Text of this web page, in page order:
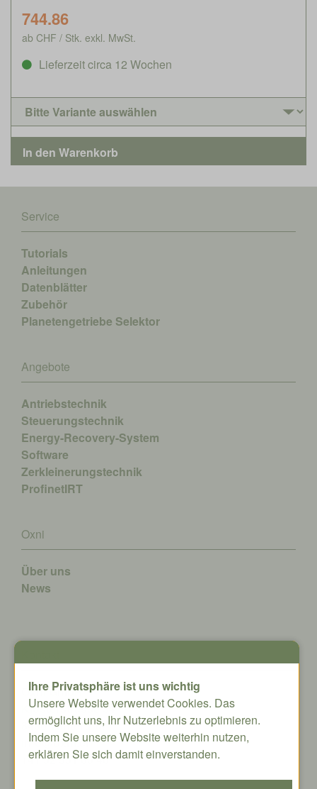
744.86
ab CHF / Stk. exkl. MwSt.
Lieferzeit circa 12 Wochen
Service
Tutorials
Anleitungen
Datenblätter
Zubehör
Planetengetriebe Selektor
Angebote
Antriebstechnik
Steuerungstechnik
Energy-Recovery-System
Software
Zerkleinerungstechnik
ProfinetIRT
Oxni
Über uns
News
Oxni GmbH
Klosterstrasse 34
8406 Winterthur
info@oxni.ch
+41 52 551 00 40
Ihre Privatsphäre ist uns wichtig
Unsere Website verwendet Cookies. Das
ermöglicht uns, Ihr Nutzerlebnis zu optimieren.
Indem Sie unsere Website weiterhin nutzen,
erklären Sie sich damit einverstanden.